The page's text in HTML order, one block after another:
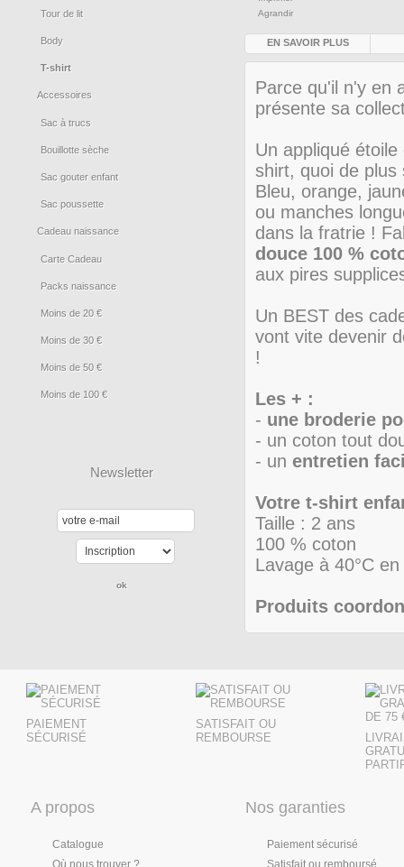
Tour de lit
Body
T-shirt
Accessoires
Sac à trucs
Bouillotte sèche
Sac gouter enfant
Sac poussette
Cadeau naissance
Carte Cadeau
Packs naissance
Moins de 20 €
Moins de 30 €
Moins de 50 €
Moins de 100 €
Newsletter
Agrandir
EN SAVOIR PLUS
Parce qu'il n'y en
présente sa
Un appliqué
shirt, quoi de
Bleu, orange,
ou manches
dans la fratrie !
douce 100 %
aux pires
Un BEST des
vont vite devenir
!
Les + :
- une broderie
- un coton tout
- un entretien
Votre t-shirt
Taille : 2 ans
100 % coton
Lavage à 40°C
Produits
PAIEMENT
SÉCURISÉ
SATISFAIT OU
REMBOURSE
A propos
Catalogue
Nos garanties
Paiement sécurisé